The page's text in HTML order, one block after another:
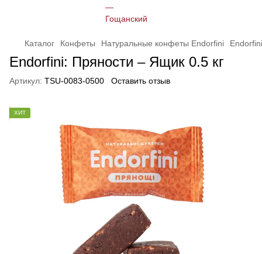
Каталог Конфеты Натуральные конфеты Endorfini
Endorfini: Пряности – Ящик 0.5 кг
Артикул: TSU-0083-0500 Оставить отзыв
ХИТ